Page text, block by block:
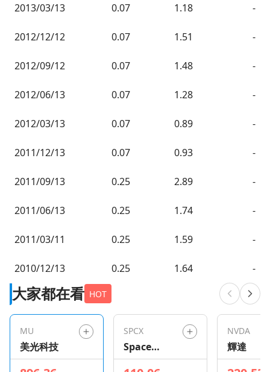
2013/03/13 0.07 1.18 -
2012/12/12 0.07 1.51 -
2012/09/12 0.07 1.48 -
2012/06/13 0.07 1.28 -
2012/03/13 0.07 0.89 -
2011/12/13 0.07 0.93 -
2011/09/13 0.25 2.89 -
2011/06/13 0.25 1.74 -
2011/03/11 0.25 1.59 -
2010/12/13 0.25 1.64 -
大家都在看 HOT
MU
美光科技
SPCX
Space
Exploration
NVDA
輝達